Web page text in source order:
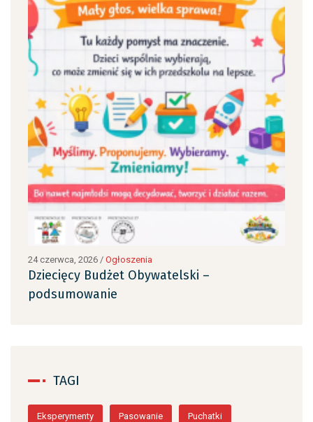
24 czerwca, 2026 / Ogłoszenia
Dziecięcy Budżet Obywatelski –
podsumowanie
TAGI
Eksperymenty Pasowanie Puchatki